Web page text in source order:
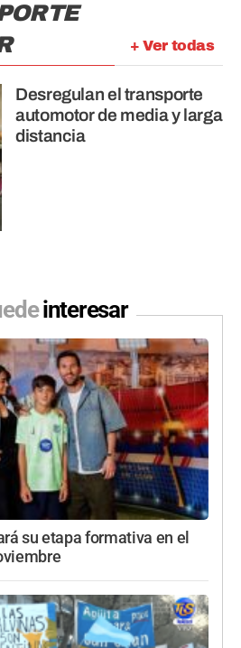
+ Ver todas
Desregulan el transporte
automotor de media y larga
distancia
interesar
su etapa formativa en el